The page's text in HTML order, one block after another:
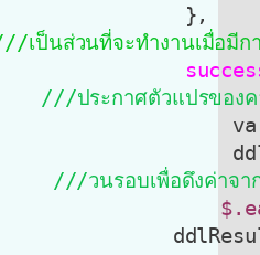
},
เป็นส่วนที่จะทำงานเมื่อมีก
///ประกาศตัวแปรของ
///วนรอบเพื่อดึงค่าจ